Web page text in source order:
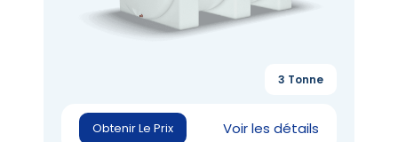
Obtenir Le Prix Voir les détails
3 Tonne